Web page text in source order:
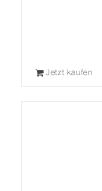
Jetzt kaufen